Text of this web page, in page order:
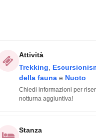
Attività
Trekking
della fauna e Nuoto
Chiedi informazioni per
notturna aggiuntiva!
Stanza